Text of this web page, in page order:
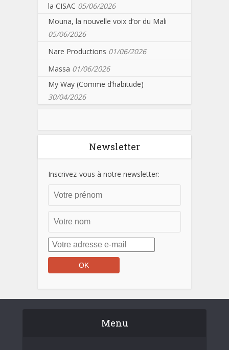
la CISAC 05/06/2026
Mouna, la nouvelle voix d’or du Mali
05/06/2026
Nare Productions 01/06/2026
Massa 01/06/2026
My Way (Comme d’habitude)
30/04/2026
Newsletter
Inscrivez-vous à notre newsletter:
Menu